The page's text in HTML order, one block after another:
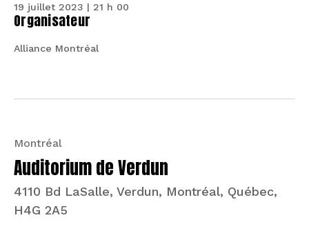
19 juillet 2023 | 21 h 00
Organisateur
Alliance Montréal
Montréal
Auditorium de Verdun
4110 Bd LaSalle, Verdun, Montréal, Québec,
H4G 2A5